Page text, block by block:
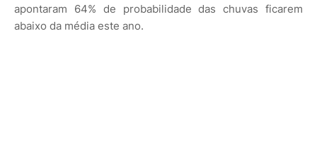
apontaram 64% de probabilidade das chuvas ficarem
abaixo da média este ano.